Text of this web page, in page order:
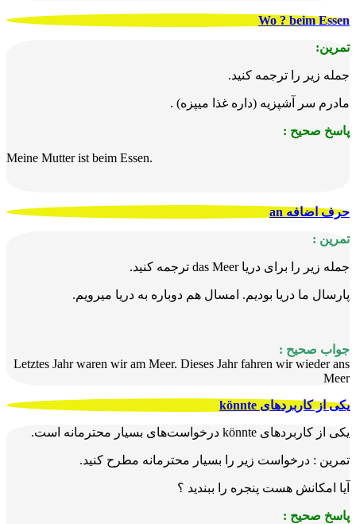
Wo ? beim Essen
تمرین:
جمله زیر را ترجمه کنید.
مادرم سر آشپزیه (داره غذا میپزه) .
پاسخ صحیح :
Meine Mutter ist beim Essen.
حرف اضافه an
تمرین :
جمله زیر را برای دریا das Meer ترجمه کنید.
پارسال ما دریا بودیم. امسال هم دوباره به دریا میرویم.
جواب صحیح :
Letztes Jahr waren wir am Meer. Dieses Jahr fahren wir wieder ans
Meer
یکی از کاربرد‌های könnte
یکی از کاربرد‌های könnte درخواست‌های بسیار محترمانه است.
تمرین : درخواست زیر را بسیار محترمانه مطرح کنید.
آیا امکانش هست پنجره را ببندید ؟
پاسخ صحیح :